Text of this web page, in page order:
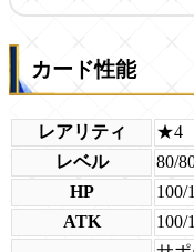
カード性能
レアリティ
★4
レベル
80/
HP
100/
ATK
100/